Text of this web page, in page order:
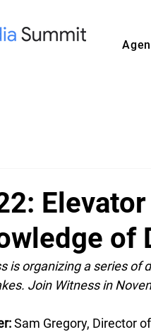
of
is organizing a series
Join Witness in
Sam Gregory, Director